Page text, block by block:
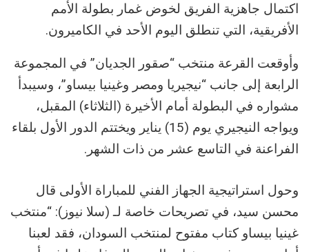
اكتمال جاهزية الفريق لخوض غمار بطولة الأمم
الأفريقية، التي تنطلق اليوم الأحد في الكاميرون.
وأوقعت القرعة منتخب “صقور الجديان” في المجموعة
الرابعة إلى جانب “نيجيريا ومصر وغينيا بيساو”، وسيبدأ
مشواره في البطولة أمام الأخيرة (الثلاثاء) المقبل،
ويواجه النيجيري يوم (15) يناير ويختتم الدور الأول بلقاء
الفراعنة في التاسع عشر من ذات الشهر.
وحول استراتيجية الجهاز الفني للمباراة الأولى قال
محسن سيد، في تصريحات خاصة لـ (سلا نيوز): “منتخب
غينيا بيساو كتاب مفتوح لمنتخب السودان، فقد لعبنا